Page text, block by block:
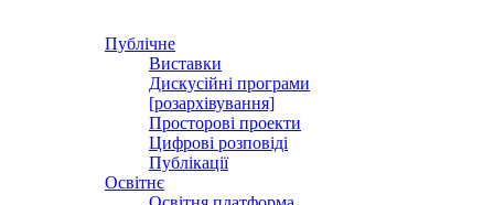
Публічне
Виставки
Дискусійні програми
[розархівування]
Просторові проекти
Цифрові розповіді
Публікації
Освітнє